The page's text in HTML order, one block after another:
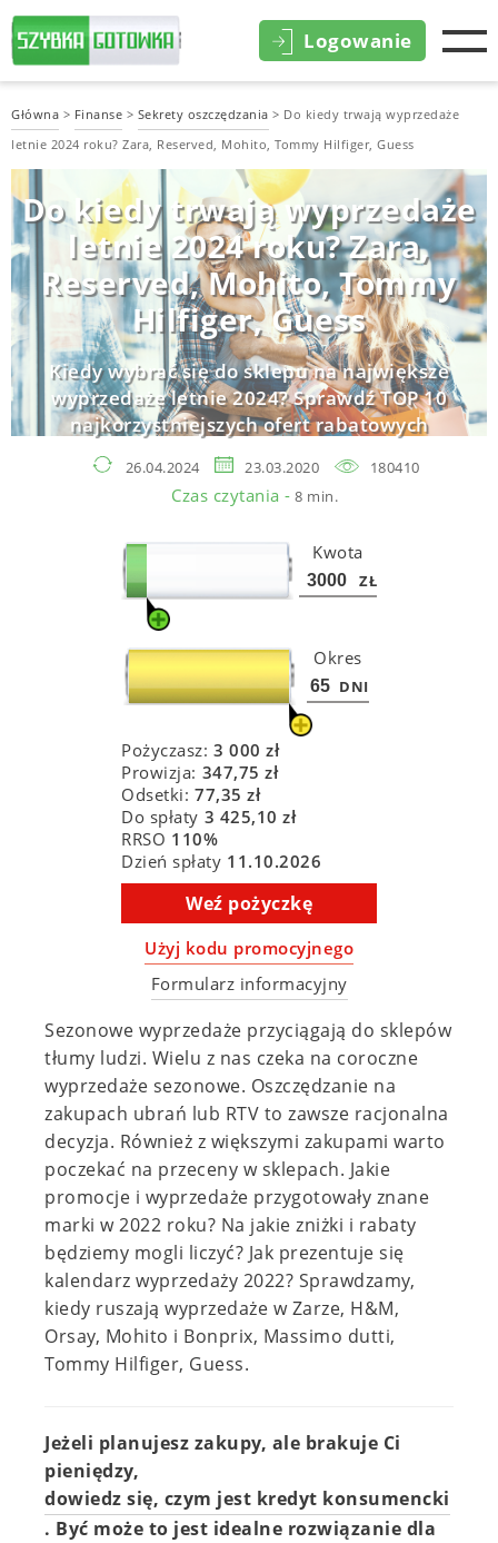
Logowanie
Główna > Finanse > Sekrety oszczędzania > Do kiedy trwają wyprzedaże
letnie 2024 roku? Zara, Reserved, Mohito, Tommy Hilfiger, Guess
Do kiedy trwają wyprzedaże
letnie 2024 roku? Zara,
Reserved, Mohito, Tommy
Hilfiger, Guess
Kiedy wybrać się do sklepu na największe
wyprzedaże letnie 2024? Sprawdź TOP 10
najkorzystniejszych ofert rabatowych
26.04.2024 23.03.2020 180410
Czas czytania - 8 min.
Sezonowe wyprzedaże przyciągają do sklepów
tłumy ludzi. Wielu z nas czeka na coroczne
wyprzedaże sezonowe. Oszczędzanie na
zakupach ubrań lub RTV to zawsze racjonalna
decyzja. Również z większymi zakupami warto
poczekać na przeceny w sklepach. Jakie
promocje i wyprzedaże przygotowały znane
marki w 2022 roku? Na jakie zniżki i rabaty
będziemy mogli liczyć? Jak prezentuje się
kalendarz wyprzedaży 2022? Sprawdzamy,
kiedy ruszają wyprzedaże w Zarze, H&M,
Orsay, Mohito i Bonprix, Massimo dutti,
Tommy Hilfiger, Guess.
Jeżeli planujesz zakupy, ale brakuje Ci
pieniędzy,
dowiedz się, czym jest kredyt konsumencki
. Być może to jest idealne rozwiązanie dla
Kwota
ZŁ
Okres
DNI
Pożyczasz: 3 000 zł
Prowizja: 347,75 zł
Odsetki: 77,35 zł
Do spłaty 3 425,10 zł
RRSO 110%
Dzień spłaty 11.10.2026
Weź pożyczkę
Użyj kodu promocyjnego
Formularz informacyjny